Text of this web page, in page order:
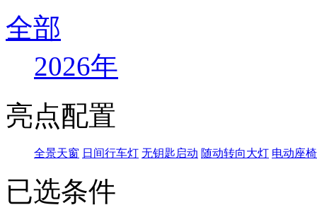
全部
2026年
亮点配置
全景天窗 日间行车灯 无钥匙启动 随动转向大灯 电动座椅
已选条件